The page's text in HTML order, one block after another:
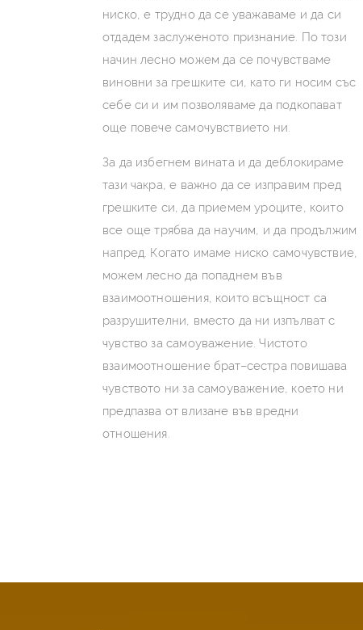
ниско, е трудно да се уважаваме и да си
отдадем заслуженото признание. По този
начин лесно можем да се почувстваме
виновни за грешките си, като ги носим със
себе си и им позволяваме да подкопават
още повече самочувствието ни.
За да избегнем вината и да деблокираме
тази чакра, е важно да се изправим пред
грешките си, да приемем уроците, които
все още трябва да научим, и да продължим
напред. Когато имаме ниско самочувствие,
можем лесно да попаднем във
взаимоотношения, които всъщност са
разрушителни, вместо да ни изпълват с
чувство за самоуважение. Чистото
взаимоотношение брат–сестра повишава
чувството ни за самоуважение, което ни
предпазва от влизане във вредни
отношения.